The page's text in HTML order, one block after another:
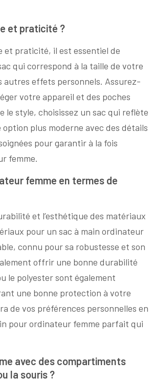
et praticité ?
et praticité, il est essentiel de
qui correspond à la taille de votre
effets personnels. Assurez-
votre appareil et des poches
le style, choisissez un sac qui reflète
plus moderne avec des détails
pour garantir à la fois
femme.
femme en termes de
et l’esthétique des matériaux
pour un sac à main ordinateur
connu pour sa robustesse et son
offrir une bonne durabilité
le polyester sont également
une bonne protection à votre
de vos préférences personnelles en
pour ordinateur femme parfait qui
avec des compartiments
la souris ?